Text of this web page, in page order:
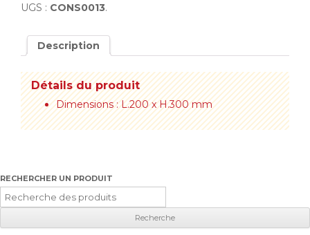
UGS : CONS0013.
Description
Détails du produit
Dimensions : L.200 x H.300 mm
RECHERCHER UN PRODUIT
Recherche
pour
: